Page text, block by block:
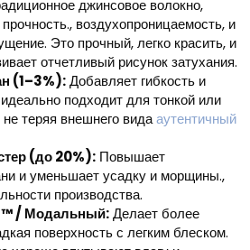
джинсовое волокно,
воздухопроницаемость, и
Это прочный, легко красить, и
отчетливый рисунок затухания.
(1–3%):Добавляет гибкость и
подходит для тонкой или
теряя внешнего видааутентичный
(до 20%): Повышает
и уменьшает усадку и морщины.,
производства.
/ Модальный:Делает более
поверхность с легким блеском.